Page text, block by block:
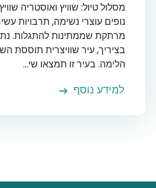
מסלול טיול: שוויץ ואוסטריה
נופים עוצרי נשימה, תרבויות
מרתקת שממתינות להתגלות.
בציריך, עיר שוויצרית תוססת
הלימה. בעיר זו תמצאו שי...
למידע נוסף